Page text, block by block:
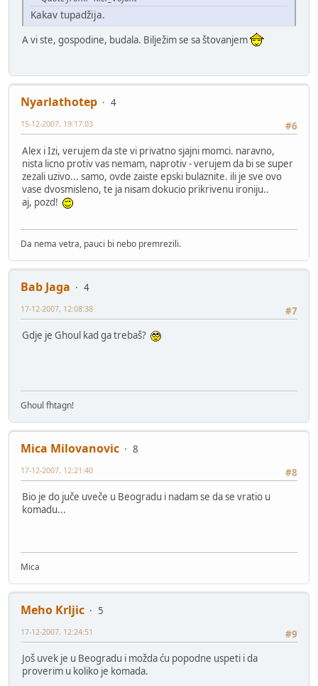
Kakav tupadžija.
A vi ste, gospodine, budala. Bilježim se sa štovanjem
Nyarlathotep
4
#6
15-12-2007, 19:17:03
Alex i Izi, verujem da ste vi privatno sjajni momci. naravno,
nista licno protiv vas nemam, naprotiv - verujem da bi se super
zezali uzivo... samo, ovde zaiste epski bulaznite. ili je sve ovo
vase dvosmisleno, te ja nisam dokucio prikrivenu ironiju..
aj, pozd!
Da nema vetra, pauci bi nebo premrezili.
Bab Jaga
4
#7
17-12-2007, 12:08:38
Gdje je Ghoul kad ga trebaš?
Ghoul fhtagn!
Mica Milovanovic
8
#8
17-12-2007, 12:21:40
Bio je do juče uveče u Beogradu i nadam se da se vratio u
komadu...
Mica
Meho Krljic
5
#9
17-12-2007, 12:24:51
Još uvek je u Beogradu i možda ću popodne uspeti i da
proverim u koliko je komada.